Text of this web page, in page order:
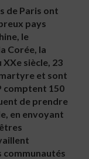
de Paris ont
pays
le
Corée, la
siècle, 23
et sont
comptent 150
de prendre
en envoyant
communautés